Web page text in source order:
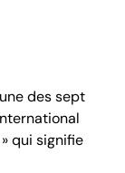
des sept
qui signifie